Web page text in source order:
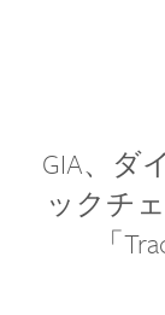
GIA、ダ
ックチ
「